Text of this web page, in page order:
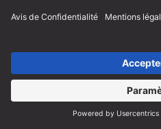
Magasin / Boutique
Arzbergerstraße 4